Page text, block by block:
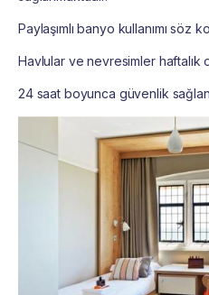
Paylaşımlı banyo kullanımı söz
Havlular ve nevresimler haftalık
24 saat boyunca güvenlik